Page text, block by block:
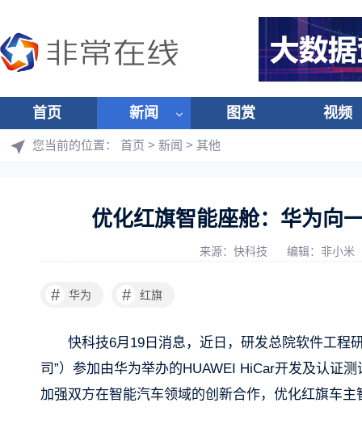
首页 新闻 图赏 视频
您当前的位置： 首页 > 新闻 > 其他
优化红旗智能座舱：华为向
来源：快科技 编辑：非小米
# 华为 # 红旗
快科技6月19日消息，近日，研发总院软件工程
司”）参加由华为举办的HUAWEI HiCar开发及认证
加强双方在智能汽车领域的创新合作，优化红旗车主